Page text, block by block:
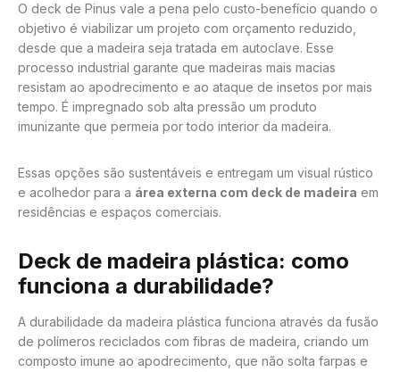
O deck de Pinus vale a pena pelo custo-benefício quando o
objetivo é viabilizar um projeto com orçamento reduzido,
desde que a madeira seja tratada em autoclave. Esse
processo industrial garante que madeiras mais macias
resistam ao apodrecimento e ao ataque de insetos por mais
tempo. É impregnado sob alta pressão um produto
imunizante que permeia por todo interior da madeira.
Essas opções são sustentáveis e entregam um visual rústico
e acolhedor para a área externa com deck de madeira em
residências e espaços comerciais.
Deck de madeira plástica: como
funciona a durabilidade?
A durabilidade da madeira plástica funciona através da fusão
de polímeros reciclados com fibras de madeira, criando um
composto imune ao apodrecimento, que não solta farpas e